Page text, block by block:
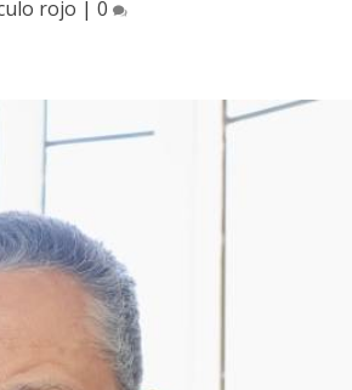
rojo | 0